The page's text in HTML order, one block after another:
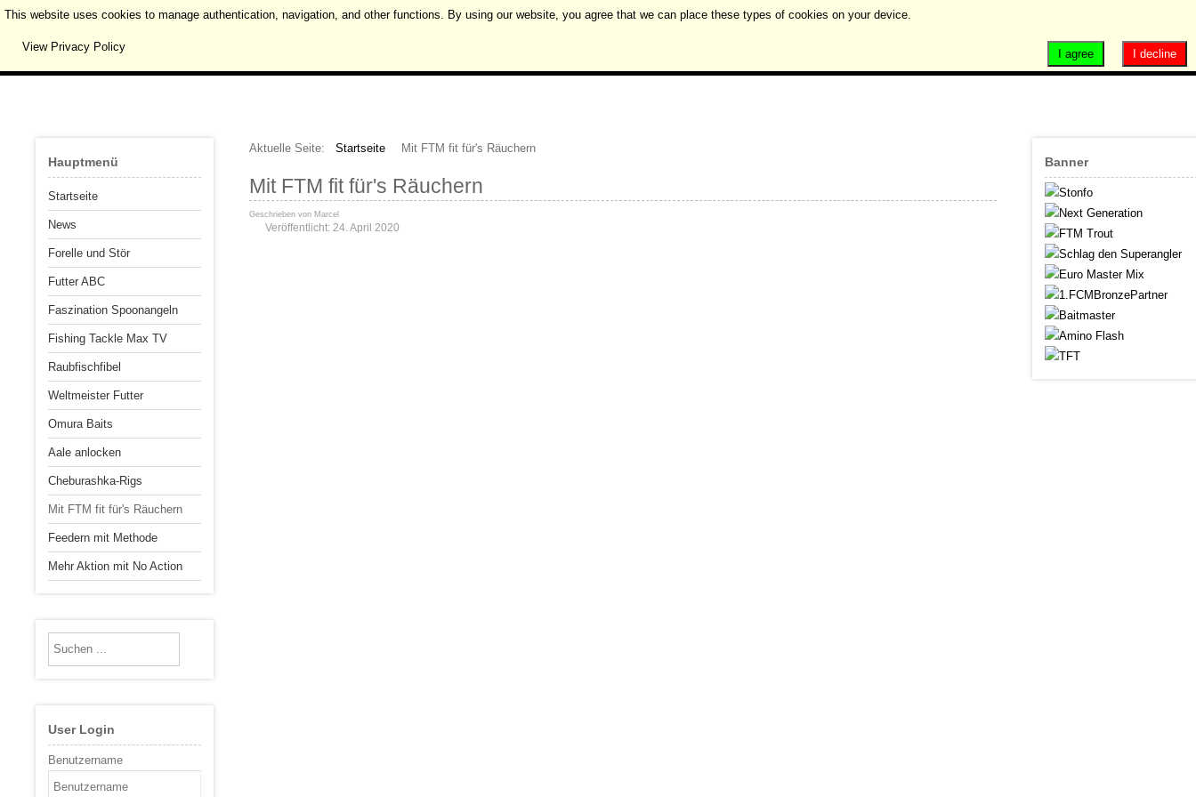
Hauptmenü
Startseite
News
Forelle und Stör
Futter ABC
Faszination Spoonangeln
Fishing Tackle Max TV
Raubfischfibel
Weltmeister Futter
Omura Baits
Aale anlocken
Cheburashka-Rigs
Mit FTM fit für's Räuchern
Feedern mit Methode
Mehr Aktion mit No Action
User Login
Benutzername
Banner
Aktuelle Seite: Startseite Mit FTM fit für's Räuchern
Mit FTM fit für's Räuchern
Geschrieben von Marcel
Veröffentlicht: 24. April 2020
This website uses cookies to manage authentication, navigation, and other functions. By using our website, you agree that we can place these types of cookies on your device.
View Privacy Policy
I decline
I agree